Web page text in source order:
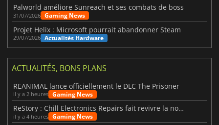
Palworld améliore Sunreach et ses combats de boss
31/07/2026 Gaming News
Projet Helix : Microsoft pourrait abandonner Steam
29/07/2026 Actualités Hardware
ACTUALITÉS, BONS PLANS
REANIMAL lance officiellement le DLC The Prisoner
il y a 2 heures Gaming News
ReStory : Chill Electronics Repairs fait revivre la nostalgie des années 2000
il y a 4 heures Gaming News